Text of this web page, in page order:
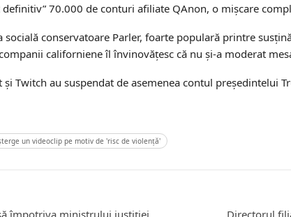
definitiv” 70.000 de conturi afiliate QAnon, o mişcare
socială conservatoare Parler, foarte populară printre
californiene îl învinovăţesc că nu şi-a moderat
Twitch au suspendat de asemenea contul preşedintelui
un videoclip pe motiv de 'risc de violenţă'
împotriva ministrului justiţiei
Directorul